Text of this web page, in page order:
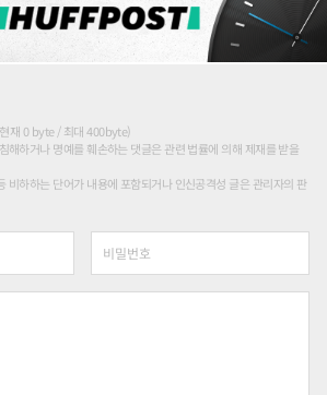
재 0 byte / 최대 400byte)
해하거나 명예를 훼손하는 댓글은 관련 법률에 의해 제재를 받을
비하하는 단어가 내용에 포함되거나 인신공격성 글은 관리자의 판